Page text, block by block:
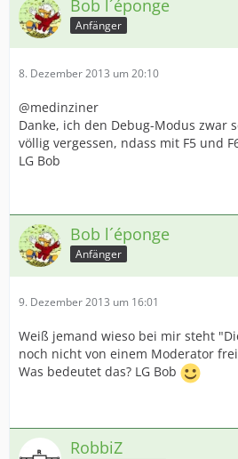
Bob l´éponge
Anfänger
8. Dezember 2013 um 20:10
@medinziner
Danke, ich den Debug-Modus zwar
völlig vergessen, ndass mit F5 und
LG Bob
Bob l´éponge
Anfänger
9. Dezember 2013 um 16:01
Weiß jemand wieso bei mir steht
noch nicht von einem Moderator
Was bedeutet das? LG Bob
RobbiZ